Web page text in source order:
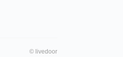
© livedoor